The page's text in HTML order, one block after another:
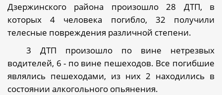
Дзержинского района произошло 28 ДТП, в
которых 4 человека погибло, 32 получили
телесные повреждения различной степени.
3 ДТП произошло по вине нетрезвых
водителей, 6 - по вине пешеходов. Все погибшие
являлись пешеходами, из них 2 находились в
состоянии алкогольного опьянения.